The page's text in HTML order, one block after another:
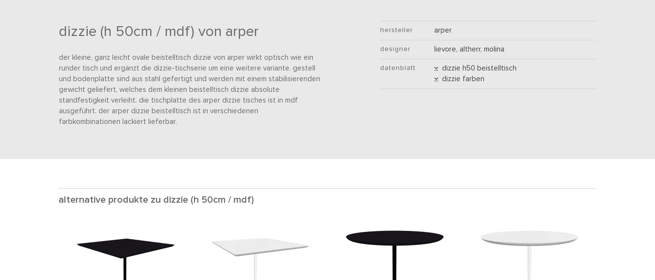
dizzie (h 50cm / mdf) von arper
der kleine, ganz leicht ovale beistelltisch dizzie von arper wirkt optisch wie ein
runder tisch und ergänzt die dizzie-tischserie um eine weitere variante. gestell
und bodenplatte sind aus stahl gefertigt und werden mit einem stabilisierenden
gewicht geliefert, welches dem kleinen beistelltisch dizzie absolute
standfestigkeit verleiht. die tischplatte des arper dizzie tisches ist in mdf
ausgeführt. der arper dizzie beistelltisch ist in verschiedenen
farbkombinationen lackiert lieferbar.
hersteller arper
designer lievore, altherr, molina
datenblatt
dizzie h50 beistelltisch
dizzie farben
alternative produkte zu dizzie (h 50cm / mdf)